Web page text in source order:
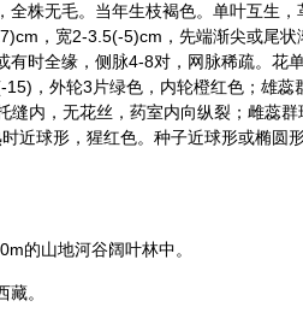
全株无毛。当年生枝褐色。单叶互生
，宽2-3.5(-5)cm，先端渐尖或尾
有时全缘，侧脉4-8对，网脉稀疏。花
，外轮3片绿色，内轮橙红色；雄
缝内，无花丝，药室内向纵裂；雌蕊
近球形，猩红色。种子近球形或椭圆
的山地河谷阔叶林中。
。